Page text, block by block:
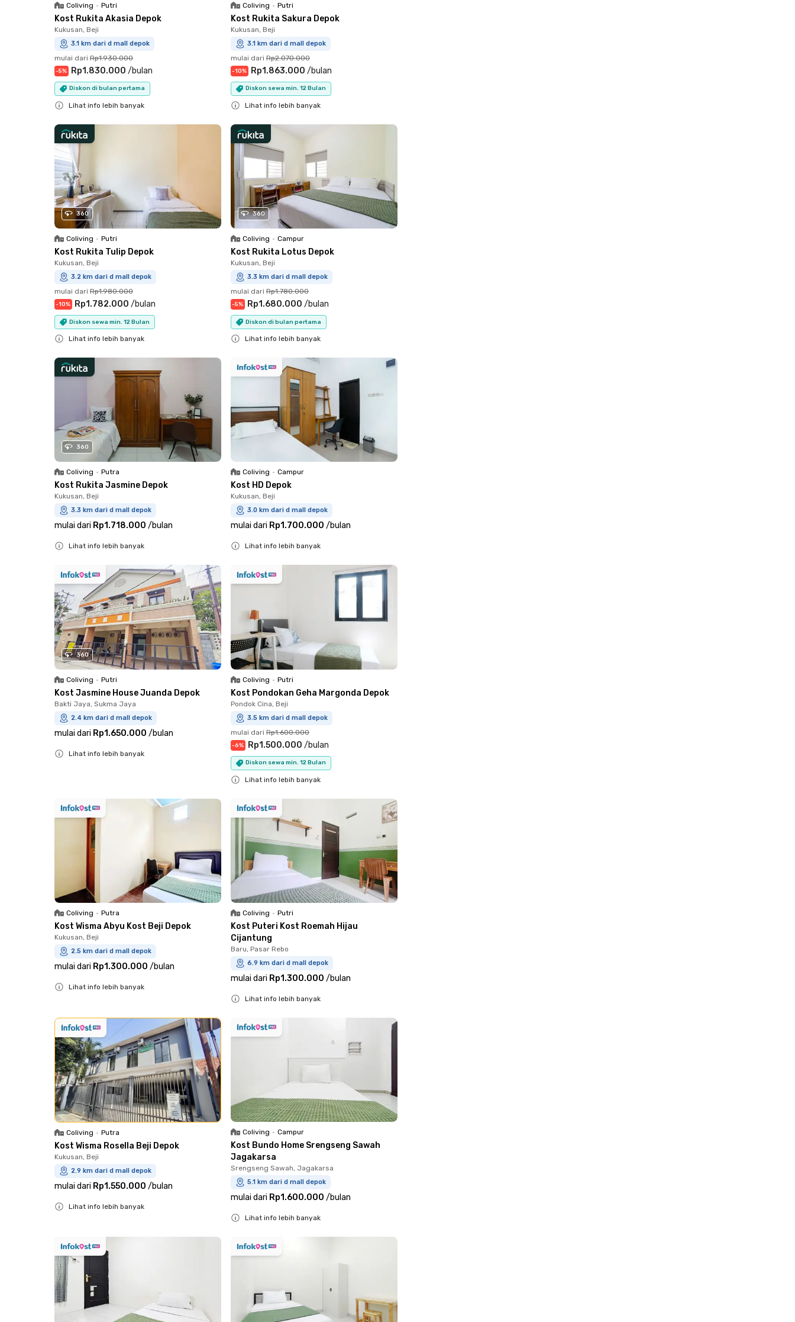
Coliving • Putri
Kost Rukita Akasia Depok
Kukusan, Beji
3.1 km dari d mall depok
mulai dari Rp1.930.000
-5% Rp1.830.000 /bulan
Diskon di bulan pertama
Lihat info lebih banyak
Coliving • Putri
Kost Rukita Sakura Depok
Kukusan, Beji
3.1 km dari d mall depok
mulai dari Rp2.070.000
-10% Rp1.863.000 /bulan
Diskon sewa min. 12 Bulan
Lihat info lebih banyak
360
Coliving • Putri
Kost Rukita Tulip Depok
Kukusan, Beji
3.2 km dari d mall depok
mulai dari Rp1.980.000
-10% Rp1.782.000 /bulan
Diskon sewa min. 12 Bulan
Lihat info lebih banyak
360
Coliving • Campur
Kost Rukita Lotus Depok
Kukusan, Beji
3.3 km dari d mall depok
mulai dari Rp1.780.000
-5% Rp1.680.000 /bulan
Diskon di bulan pertama
Lihat info lebih banyak
360
Coliving • Putra
Kost Rukita Jasmine Depok
Kukusan, Beji
3.3 km dari d mall depok
mulai dari Rp1.718.000 /bulan
Lihat info lebih banyak
Coliving • Campur
Kost HD Depok
Kukusan, Beji
3.0 km dari d mall depok
mulai dari Rp1.700.000 /bulan
Lihat info lebih banyak
360
Coliving • Putri
Kost Jasmine House Juanda Depok
Bakti Jaya, Sukma Jaya
2.4 km dari d mall depok
mulai dari Rp1.650.000 /bulan
Lihat info lebih banyak
Coliving • Putri
Kost Pondokan Geha Margonda Depok
Pondok Cina, Beji
3.5 km dari d mall depok
mulai dari Rp1.600.000
-6% Rp1.500.000 /bulan
Diskon sewa min. 12 Bulan
Lihat info lebih banyak
Coliving • Putra
Kost Wisma Abyu Kost Beji Depok
Kukusan, Beji
2.5 km dari d mall depok
mulai dari Rp1.300.000 /bulan
Lihat info lebih banyak
Coliving • Putri
Kost Puteri Kost Roemah Hijau
Cijantung
Baru, Pasar Rebo
6.9 km dari d mall depok
mulai dari Rp1.300.000 /bulan
Lihat info lebih banyak
Coliving • Putra
Kost Wisma Rosella Beji Depok
Kukusan, Beji
2.9 km dari d mall depok
mulai dari Rp1.550.000 /bulan
Lihat info lebih banyak
Coliving • Campur
Kost Bundo Home Srengseng Sawah
Jagakarsa
Srengseng Sawah, Jagakarsa
5.1 km dari d mall depok
mulai dari Rp1.600.000 /bulan
Lihat info lebih banyak